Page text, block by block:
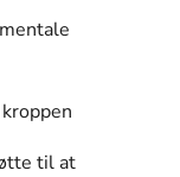
til at